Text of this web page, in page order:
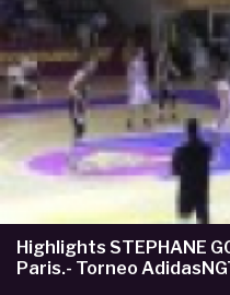
Highlights STEPHANE
Paris.- Torneo